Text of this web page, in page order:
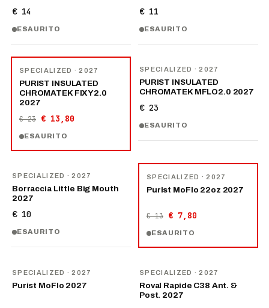
€ 14
ESAURITO
€ 11
ESAURITO
SPECIALIZED · 2027
PURIST INSULATED
CHROMATEK FIXY2.0
2027
€ 23 € 13,80
ESAURITO
SPECIALIZED · 2027
PURIST INSULATED
CHROMATEK MFLO2.0 2027
€ 23
ESAURITO
SPECIALIZED · 2027
Borraccia Little Big Mouth
2027
€ 10
ESAURITO
SPECIALIZED · 2027
Purist MoFlo 22oz 2027
€ 13 € 7,80
ESAURITO
SPECIALIZED · 2027
Purist MoFlo 2027
SPECIALIZED · 2027
Roval Rapide C38 Ant. &
Post. 2027